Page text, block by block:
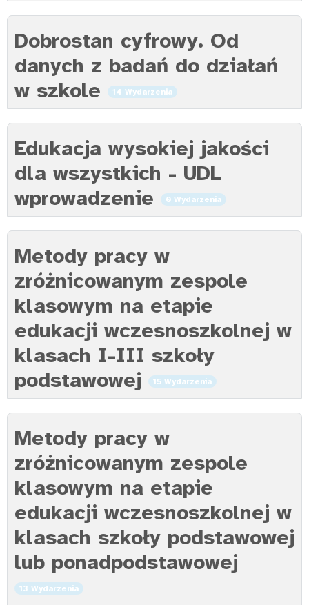
Dobrostan cyfrowy. Od
danych z badań do działań
w szkole
14 Wydarzenia
Edukacja wysokiej jakości
dla wszystkich - UDL
wprowadzenie
0 Wydarzenia
Metody pracy w
zróżnicowanym zespole
klasowym na etapie
edukacji wczesnoszkolnej w
klasach I-III szkoły
podstawowej
15 Wydarzenia
Metody pracy w
zróżnicowanym zespole
klasowym na etapie
edukacji wczesnoszkolnej w
klasach szkoły podstawowej
lub ponadpodstawowej
13 Wydarzenia